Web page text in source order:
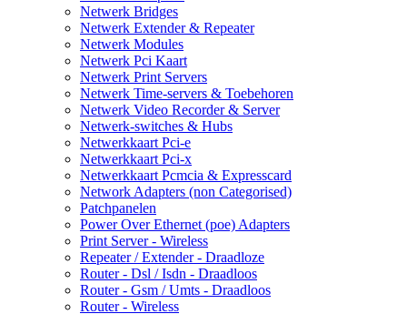
Netwerk Bridges
Netwerk Extender & Repeater
Netwerk Modules
Netwerk Pci Kaart
Netwerk Print Servers
Netwerk Time-servers & Toebehoren
Netwerk Video Recorder & Server
Netwerk-switches & Hubs
Netwerkkaart Pci-e
Netwerkkaart Pci-x
Netwerkkaart Pcmcia & Expresscard
Network Adapters (non Categorised)
Patchpanelen
Power Over Ethernet (poe) Adapters
Print Server - Wireless
Repeater / Extender - Draadloze
Router - Dsl / Isdn - Draadloos
Router - Gsm / Umts - Draadloos
Router - Wireless